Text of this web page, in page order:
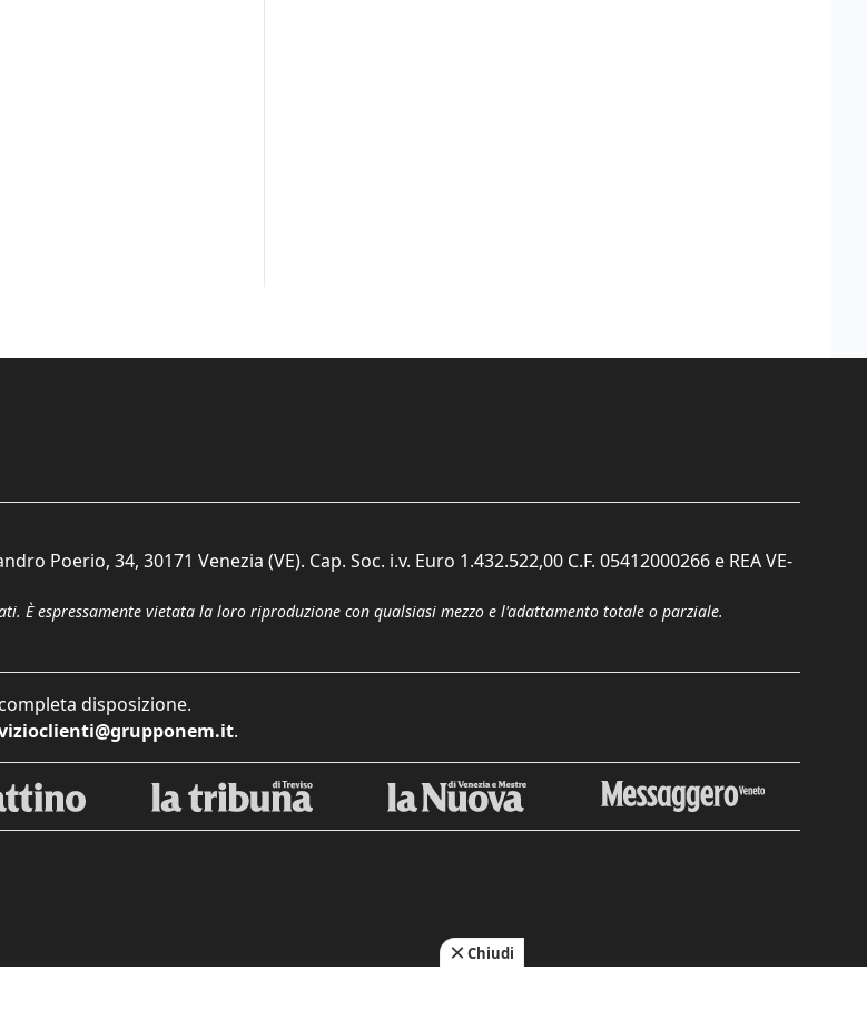
Poerio, 34, 30171 Venezia (VE). Cap. Soc. i.v. Euro 1.432.522,00 C.F. 05412000266 e REA VE-
È espressamente vietata la loro riproduzione con qualsiasi mezzo e l'adattamento totale o parziale.
disposizione.
.
Chiudi